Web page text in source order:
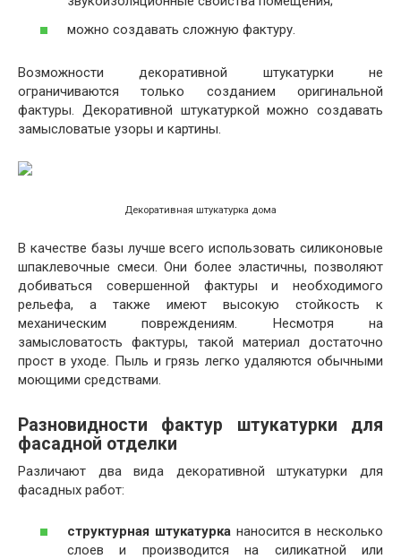
можно создавать сложную фактуру.
Возможности декоративной штукатурки не
ограничиваются только созданием оригинальной
фактуры. Декоративной штукатуркой можно создавать
замысловатые узоры и картины.
Декоративная штукатурка дома
В качестве базы лучше всего использовать силиконовые
шпаклевочные смеси. Они более эластичны, позволяют
добиваться совершенной фактуры и необходимого
рельефа, а также имеют высокую стойкость к
механическим повреждениям. Несмотря на
замысловатость фактуры, такой материал достаточно
прост в уходе. Пыль и грязь легко удаляются обычными
моющими средствами.
Разновидности фактур штукатурки для
фасадной отделки
Различают два вида декоративной штукатурки для
фасадных работ:
структурная штукатуркананосится в несколько
слоев и производится на силикатной или